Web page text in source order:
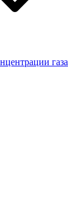
газа